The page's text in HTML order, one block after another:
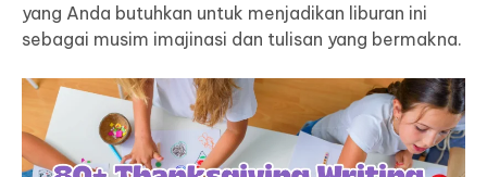
yang Anda butuhkan untuk menjadikan liburan ini
sebagai musim imajinasi dan tulisan yang bermakna.